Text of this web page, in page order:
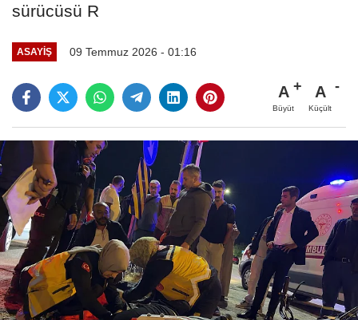
sürücüsü R
ASAYIŞ 09 Temmuz 2026 - 01:16
A
Büyüt
A
Küçült